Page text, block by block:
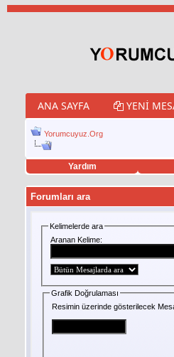
ANA SAYFA YENI
Yorumcuyuz.Org
Yardım
hilesi
Forumları ara
Kelimelerde ara
Aranan Kelime:
Grafik Doğrulaması
Resimin üzerinde gösterilecek